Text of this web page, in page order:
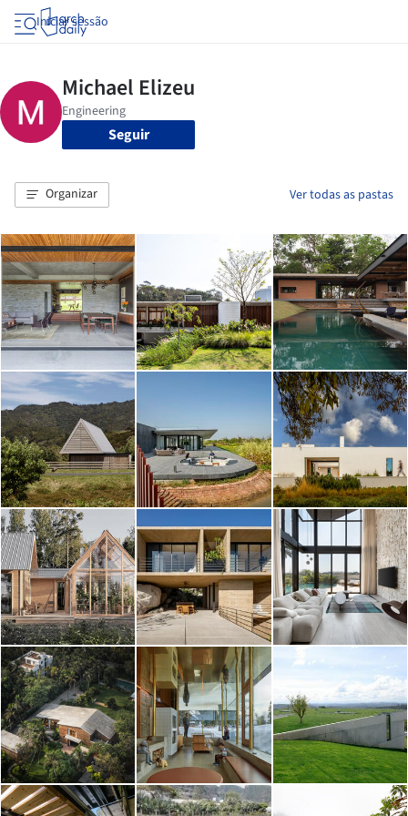
Iniciar sessão
Seguir
Organizar Ver todas as pastas